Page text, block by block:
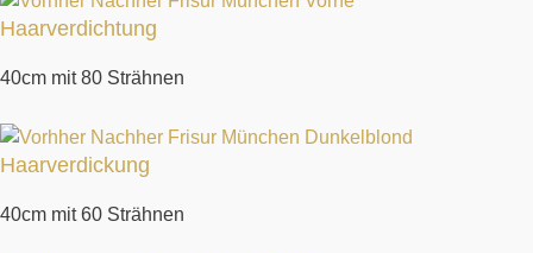
Haarverdichtung
40cm mit 80 Strähnen
Haarverdickung
40cm mit 60 Strähnen